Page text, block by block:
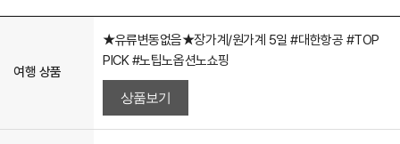
여행 상품
★유류변동없음★장가계/원가계 5일 #대한항공 #TOP
PICK #노팁노옵션노쇼핑
상품보기